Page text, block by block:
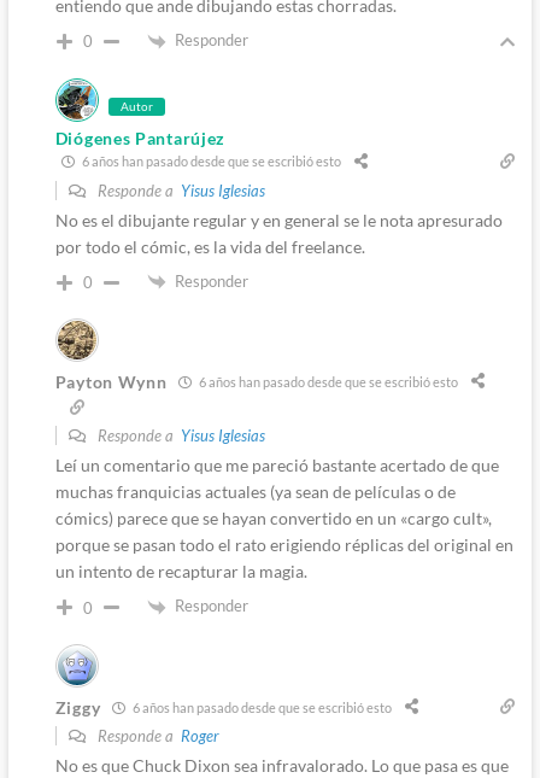
entiendo que ande dibujando estas chorradas.
0 Responder
Autor
Diógenes Pantarújez
6 años han pasado desde que se escribió esto
Responde a Yisus Iglesias
No es el dibujante regular y en general se le nota apresurado
por todo el cómic, es la vida del freelance.
0 Responder
Payton Wynn 6 años han pasado desde que se escribió esto
Responde a Yisus Iglesias
Leí un comentario que me pareció bastante acertado de que
muchas franquicias actuales (ya sean de películas o de
cómics) parece que se hayan convertido en un «cargo cult»,
porque se pasan todo el rato erigiendo réplicas del original en
un intento de recapturar la magia.
0 Responder
Ziggy 6 años han pasado desde que se escribió esto
Responde a Roger
No es que Chuck Dixon sea infravalorado. Lo que pasa es que